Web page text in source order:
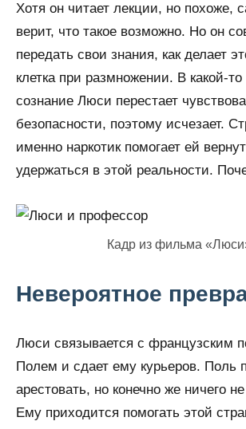
Хотя он читает лекции, но похоже,
верит, что такое возможно. Но он
передать свои знания, как делает
клетка при размножении. В какой-
сознание Люси перестает
безопасности, поэтому исчезает.
именно наркотик помогает ей
удержаться в этой реальности.
Кадр из фильма
Невероятное
Люси связывается с французским
Полем и сдает ему курьеров. Поль
арестовать, но конечно же ничего
Ему приходится помогать этой